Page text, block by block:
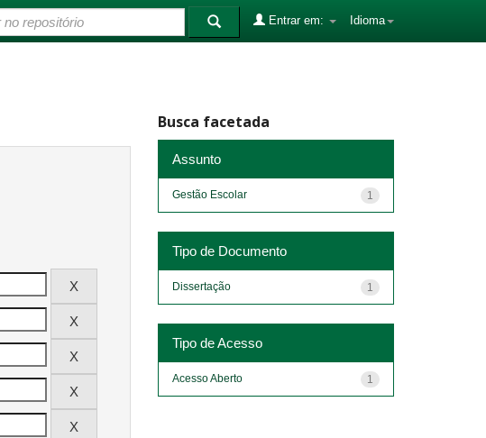
Idioma
Entrar em:
Busca facetada
Assunto
1
Gestão Escolar
Tipo de Documento
1
Dissertação
Tipo de Acesso
1
Acesso Aberto